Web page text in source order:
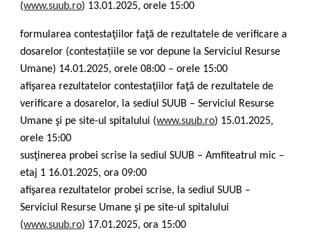
(www.suub.ro) 13.01.2025, orele 15:00
formularea contestaţiilor faţă de rezultatele de verificare a
dosarelor (contestațiile se vor depune la Serviciul Resurse
Umane) 14.01.2025, orele 08:00 – orele 15:00
afişarea rezultatelor contestaţiilor faţă de rezultatele de
verificare a dosarelor, la sediul SUUB – Serviciul Resurse
Umane şi pe site-ul spitalului (www.suub.ro) 15.01.2025,
orele 15:00
susţinerea probei scrise la sediul SUUB – Amfiteatrul mic –
etaj 1 16.01.2025, ora 09:00
afişarea rezultatelor probei scrise, la sediul SUUB –
Serviciul Resurse Umane şi pe site-ul spitalului
(www.suub.ro) 17.01.2025, ora 15:00